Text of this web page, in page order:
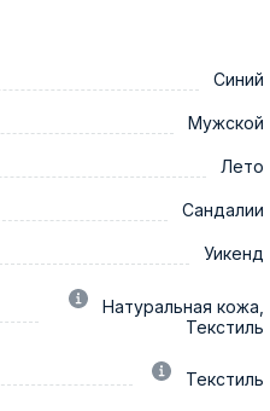
Синий
Мужской
Лето
Сандалии
Уикенд
Натуральная кожа,
Текстиль
Текстиль